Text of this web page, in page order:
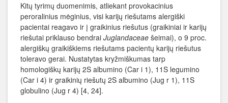
Kitų tyrimų duomenimis, atliekant provokacinius
peroralinius mėginius, visi karijų riešutams alergiški
pacientai reagavo ir į graikinius riešutus (graikiniai ir karijų
riešutai priklauso bendrai Juglandaceae šeimai), o 9 proc.
alergiškų graikiškiems riešutams pacientų karijų riešutus
toleravo gerai. Nustatytas kryžmiškumas tarp
homologiškų karijų 2S albumino (Car i 1), 11S legumino
(Car i 4) ir graikinių riešutų 2S albumino (Jug r 1), 11S
globulino (Jug r 4) [4, 24].